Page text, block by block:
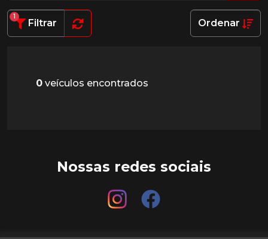
Filtrar
1
Ordenar
0 veículos encontrados
Nossas redes sociais